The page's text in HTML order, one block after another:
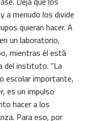
a menudo los divide
quieran hacer. A
un laboratorio,
mientras él está
del instituto. “La
escolar importante,
es un impulso
hacer a los
Para eso, por